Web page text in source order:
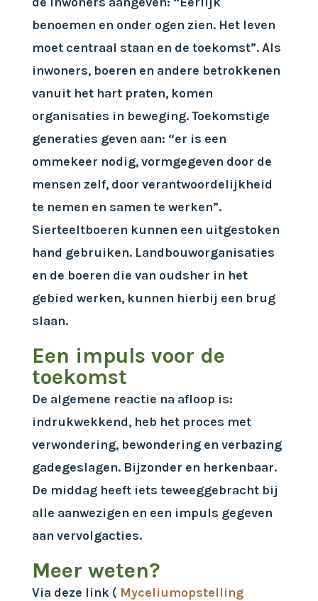
benoemen en onder ogen zien. Het leven
moet centraal staan en de toekomst”. Als
inwoners, boeren en andere betrokkenen
vanuit het hart praten, komen
organisaties in beweging. Toekomstige
generaties geven aan: “er is een
ommekeer nodig, vormgegeven door de
mensen zelf, door verantwoordelijkheid
te nemen en samen te werken”.
Sierteeltboeren kunnen een uitgestoken
hand gebruiken. Landbouworganisaties
en de boeren die van oudsher in het
gebied werken, kunnen hierbij een brug
slaan.
Een impuls voor de
toekomst
De algemene reactie na afloop is:
indrukwekkend, heb het proces met
verwondering, bewondering en verbazing
gadegeslagen. Bijzonder en herkenbaar.
De middag heeft iets teweeggebracht bij
alle aanwezigen en een impuls gegeven
aan vervolgacties.
Meer weten?
Via deze link ( Myceliumopstelling